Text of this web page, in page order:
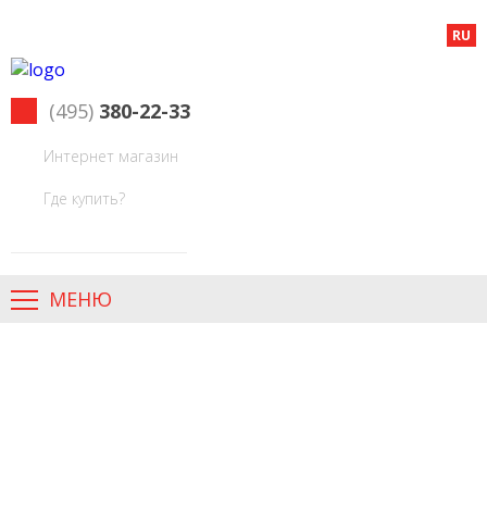
RU
(495) 380-22-33
Интернет магазин
Где купить?
МЕНЮ